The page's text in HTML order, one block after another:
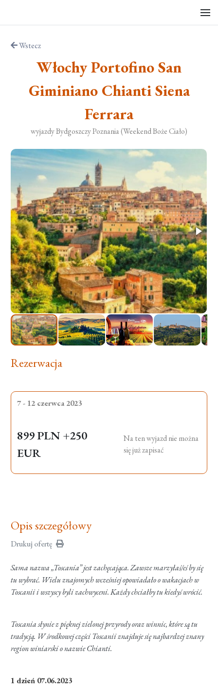
Wstecz
Włochy Portofino San
Giminiano Chianti Siena
Ferrara
wyjazdy Bydgoszczy Poznania (Weekend Boże Ciało)
Rezerwacja
7 - 12 czerwca 2023
899 PLN +250
EUR
Na ten wyjazd nie można
się już zapisać
Opis szczegółowy
Drukuj ofertę
Sama nazwa „Toscania” jest zachęcająca. Zawsze marzyłaś/eś by się
tu wybrać. Wielu znajomych wcześniej opowiadało o wakacjach w
Toscanii i wszyscy byli zachwyceni. Każdy chciałby tu kiedyś wrócić.
Toscania słynie z pięknej zielonej przyrody oraz winnic, które są tu
tradycją. W środkowej części Toscanii znajduje się najbardzej znany
region winiarski o nazwie Chianti.
1 dzień 07.06.2023